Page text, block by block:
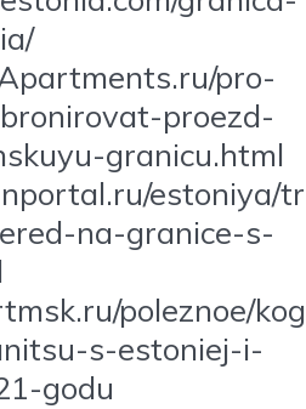
pro-
proezd-
granicu.html
estoniya/
na-granice-s-
poleznoe/
s-estoniej-i-
godu